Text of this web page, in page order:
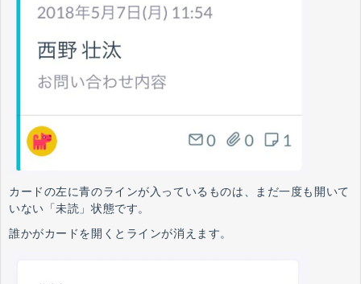
カードの左に青のラインが入っているものは、まだ一度も開いて
いない「未読」状態です。
誰かがカードを開くとラインが消えます。